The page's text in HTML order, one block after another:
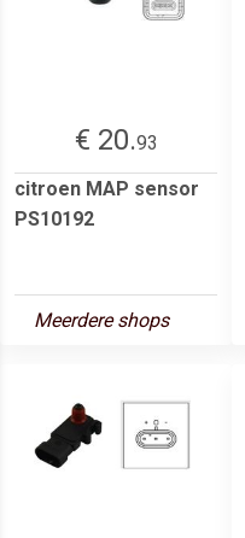
€ 20.93
citroen MAP sensor
PS10192
Meerdere shops